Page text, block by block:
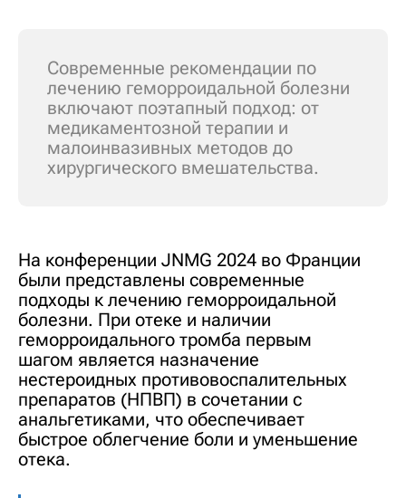
Современные рекомендации по
лечению геморроидальной болезни
включают поэтапный подход: от
медикаментозной терапии и
малоинвазивных методов до
хирургического вмешательства.
На конференции JNMG 2024 во Франции
были представлены современные
подходы к лечению геморроидальной
болезни. При отеке и наличии
геморроидального тромба первым
шагом является назначение
нестероидных противовоспалительных
препаратов (НПВП) в сочетании с
анальгетиками, что обеспечивает
быстрое облегчение боли и уменьшение
отека.